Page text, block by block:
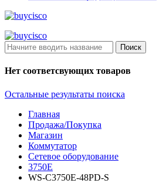
Поиск
Нет соответсвующих товаров
Остальные результаты поиска
Главная
Продажа/Покупка
Магазин
Коммутатор
Сетевое оборудование
3750E
WS-C3750E-48PD-S